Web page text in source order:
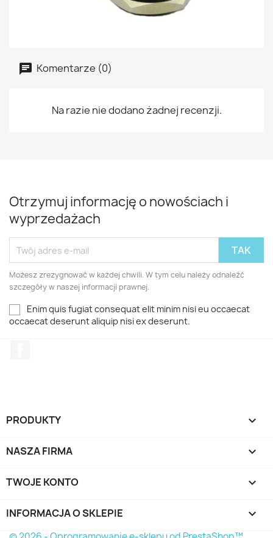
Komentarze (0)
Na razie nie dodano żadnej recenzji.
Otrzymuj informację o nowościach i
wyprzedażach
Możesz zrezygnować w każdej chwili. W tym celu należy odnaleźć
szczegóły w naszej informacji prawnej.
Enim quis fugiat consequat elit minim nisi eu occaecat
occaecat deserunt aliquip nisi ex deserunt.
PRODUKTY 
NASZA FIRMA 
TWOJE KONTO 
INFORMACJA O SKLEPIE keyboard_arrow_down